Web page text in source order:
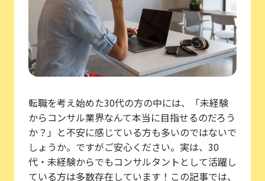
転職を考え始めた30代の方の中には、「未経験
からコンサル業界なんて本当に目指せるのだろう
か？」と不安に感じている方も多いのではないで
しょうか。ですがご安心ください。実は、30
代・未経験からでもコンサルタントとして活躍し
ている方は多数存在しています！この記事では、